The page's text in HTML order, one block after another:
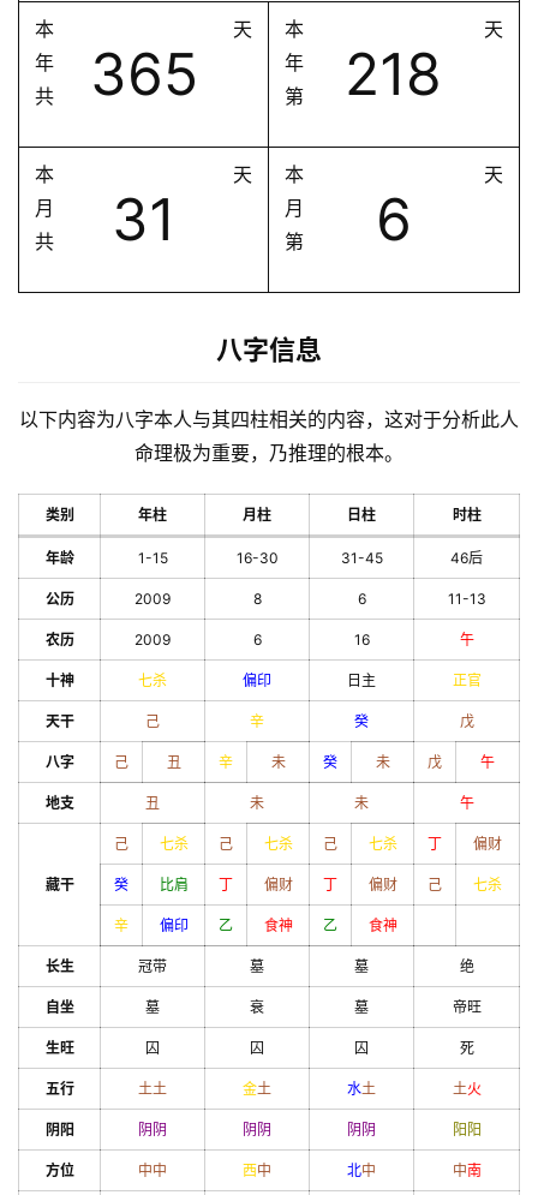
本
年
共
365
天
本
年
第
218
天
本
月
共
31
天
本
月
第
6
天
八字信息
以下内容为八字本人与其四柱相关的内容，这对于分析此人
命理极为重要，乃推理的根本。
类别 年柱 月柱 日柱 时柱
年龄 1-15 16-30 31-45 46后
公历 2009 8 6 11-13
农历 2009 6 16 午
十神 七杀 偏印 日主 正官
天干 己 辛 癸 戊
八字 己 丑 辛 未 癸 未 戊 午
地支 丑 未 未 午
藏干
己 七杀 己 七杀 己 七杀 丁 偏财
癸 比肩 丁 偏财 丁 偏财 己 七杀
辛 偏印 乙 食神 乙 食神
长生 冠带 墓 墓 绝
自坐 墓 衰 墓 帝旺
生旺 囚 囚 囚 死
五行 土土 金土 水土 土火
阴阳 阴 阴 阴 阴 阴 阴 阳 阳
方位 中中 西中 北中 中南